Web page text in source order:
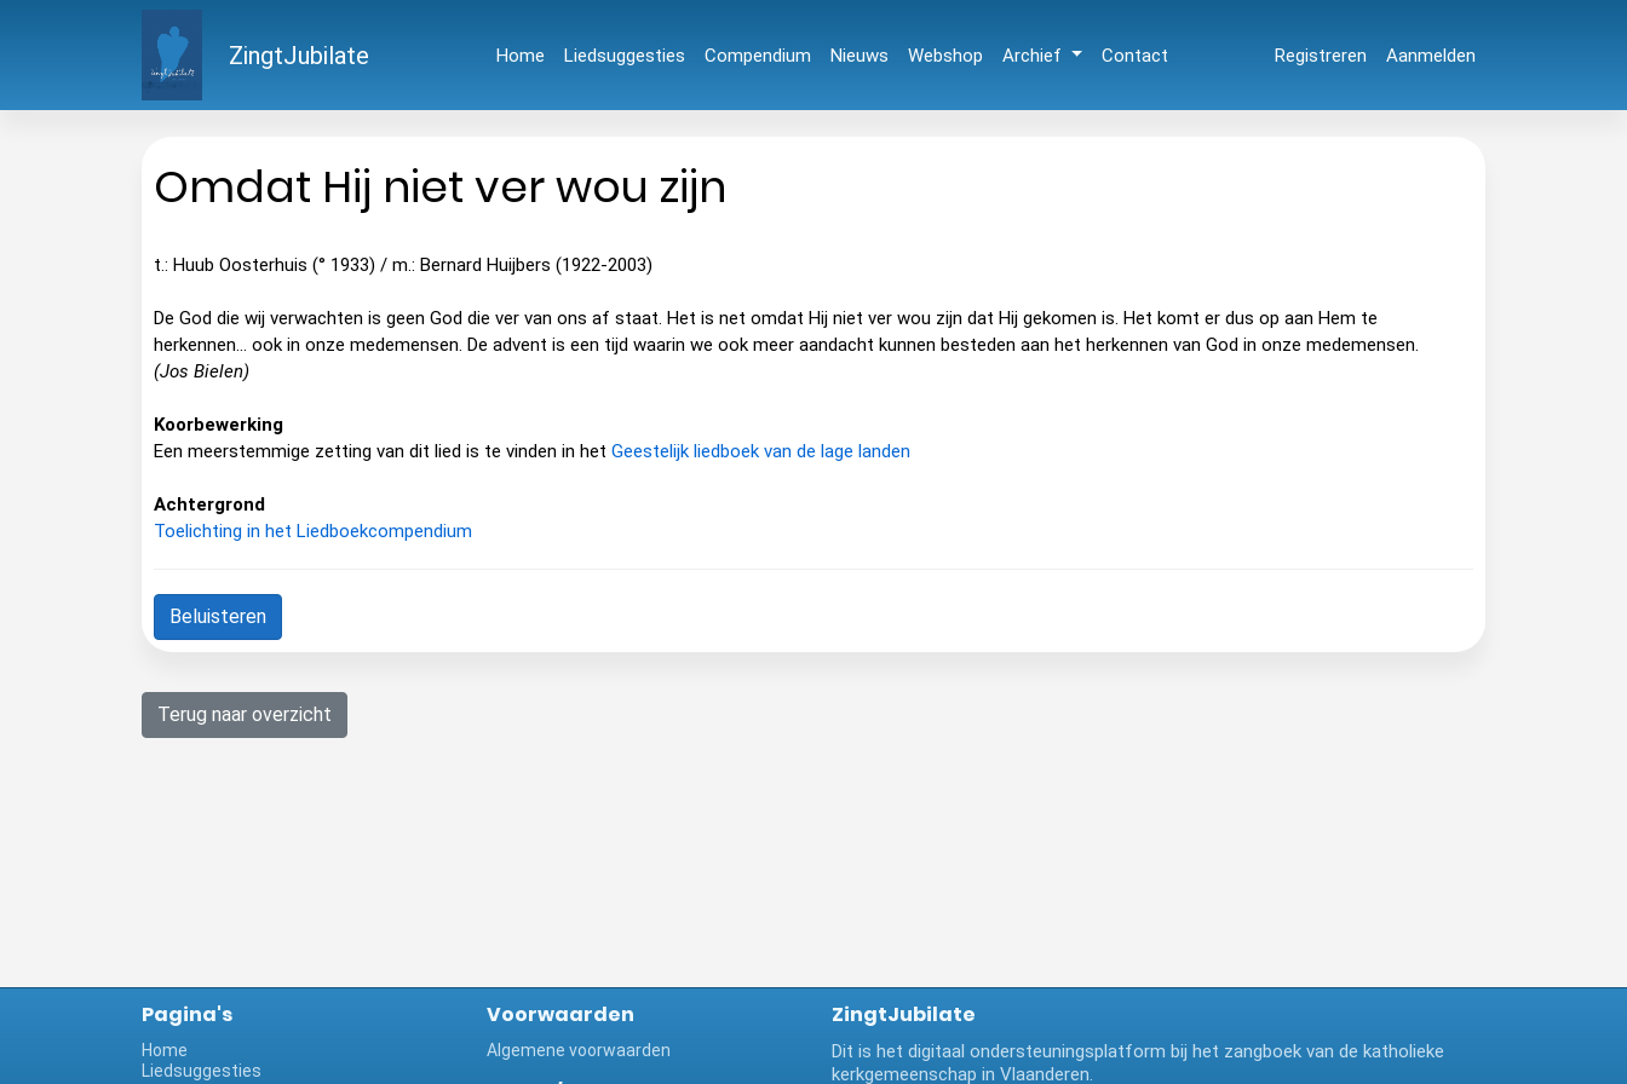
ZingtJubilate Home Liedsuggesties Compendium Nieuws Webshop Archief Contact Registreren Aanmelden
Omdat Hij niet ver wou zijn
t.: Huub Oosterhuis (° 1933) / m.: Bernard Huijbers (1922-2003)
De God die wij verwachten is geen God die ver van ons af staat. Het is net omdat Hij niet ver wou zijn dat Hij gekomen is. Het komt er dus op aan Hem te
herkennen... ook in onze medemensen. De advent is een tijd waarin we ook meer aandacht kunnen besteden aan het herkennen van God in onze medemensen.
(Jos Bielen)
Koorbewerking
Een meerstemmige zetting van dit lied is te vinden in het Geestelijk liedboek van de lage landen
Achtergrond
Toelichting in het Liedboekcompendium
Beluisteren
Terug naar overzicht
Pagina's
Home
Liedsuggesties
Voorwaarden
Algemene voorwaarden
ZingtJubilate
Dit is het digitaal ondersteuningsplatform bij het zangboek van de katholieke
kerkgemeenschap in Vlaanderen.